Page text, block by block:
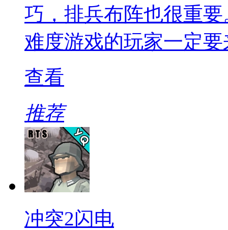
巧，排兵布阵也很重
难度游戏的玩家一定
查看
推荐
冲突2闪电